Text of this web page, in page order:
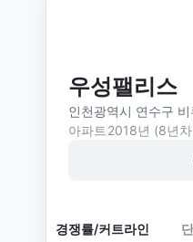
우성팰리스
인천광역시 연수구
아파트 2018년 (8년
경쟁률/커트라인